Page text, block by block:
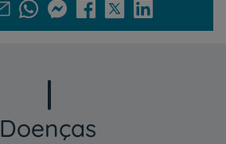
Doenças